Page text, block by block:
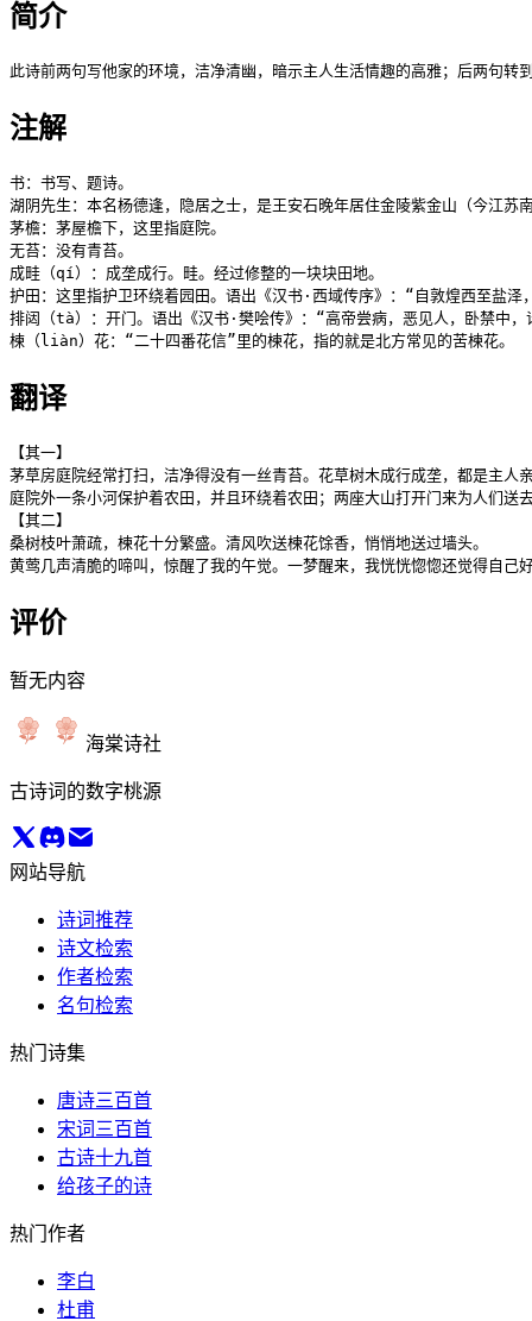
简介
此诗前两句写他家的环境，洁净清幽，暗示主人生活情趣的高雅；后两句
注解
书：书写、题诗。
湖阴先生：本名杨德逢，隐居之士，是王安石晚年居住金陵紫金山（今江苏
茅檐：茅屋檐下，这里指庭院。
无苔：没有青苔。
成畦（qí）：成垄成行。畦。经过修整的一块块田地。
护田：这里指护卫环绕着园田。语出《汉书·西域传序》：“自敦煌西至盐
排闼（tà）：开门。语出《汉书·樊哙传》：“高帝尝病，恶见人，卧禁中
楝（liàn）花：“二十四番花信”里的楝花，指的就是北方常见的苦楝花。
翻译
【其一】
茅草房庭院经常打扫，洁净得没有一丝青苔。花草树木成行成垄，都是主人
庭院外一条小河保护着农田，并且环绕着农田；两座大山打开门来为人们送
【其二】
桑树枝叶萧疏，楝花十分繁盛。清风吹送楝花馀香，悄悄地送过墙头。
黄莺几声清脆的啼叫，惊醒了我的午觉。一梦醒来，我恍恍惚惚还觉得自己
评价
暂无内容
海棠诗社
古诗词的数字桃源
网站导航
诗词推荐
诗文检索
作者检索
名句检索
热门诗集
唐诗三百首
宋词三百首
古诗十九首
给孩子的诗
热门作者
李白
杜甫